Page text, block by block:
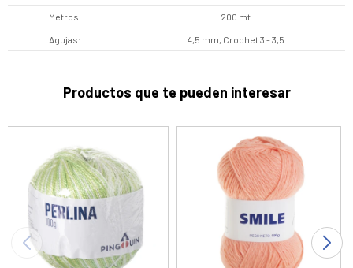
Metros 200 mt
Agujas 4,5 mm, Crochet 3 - 3,5
Productos que te pueden interesar